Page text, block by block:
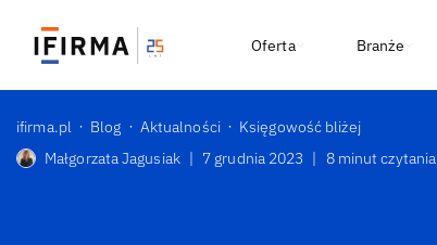
Oferta Branże
ifirma.pl Blog Aktualności
Księgowość bliżej
Małgorzata Jagusiak | 7 grudnia 2023 | 8 minut czytania